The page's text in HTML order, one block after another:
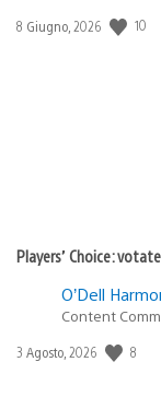
Data
8 Giugno, 2026 10
Players’ Choice:
O’Dell
Content
Data
3 Agosto, 2026 8